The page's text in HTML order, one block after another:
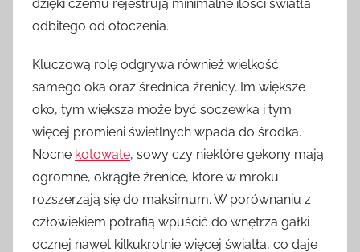
dzięki czemu rejestrują minimalne ilości światła
odbitego od otoczenia.
Kluczową rolę odgrywa również wielkość
samego oka oraz średnica źrenicy. Im większe
oko, tym większa może być soczewka i tym
więcej promieni świetlnych wpada do środka.
Nocne kotowate, sowy czy niektóre gekony mają
ogromne, okrągłe źrenice, które w mroku
rozszerzają się do maksimum. W porównaniu z
człowiekiem potrafią wpuścić do wnętrza gałki
ocznej nawet kilkukrotnie więcej światła, co daje